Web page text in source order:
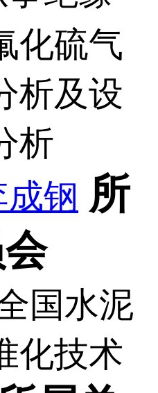
化硫气
析及设
析
成钢 所
国水泥
化技术